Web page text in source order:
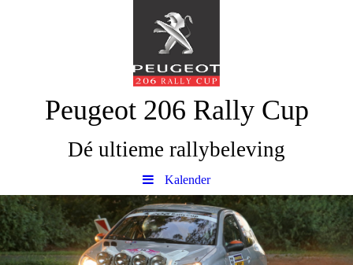
Peugeot 206 Rally Cup
Dé ultieme rallybeleving
Kalender